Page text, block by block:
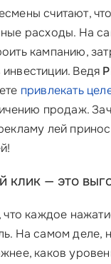
считают, что
расходы. На
кампанию,
Ведя
привлекать
продаж.
лей
— это
что каждое
На самом деле,
каков